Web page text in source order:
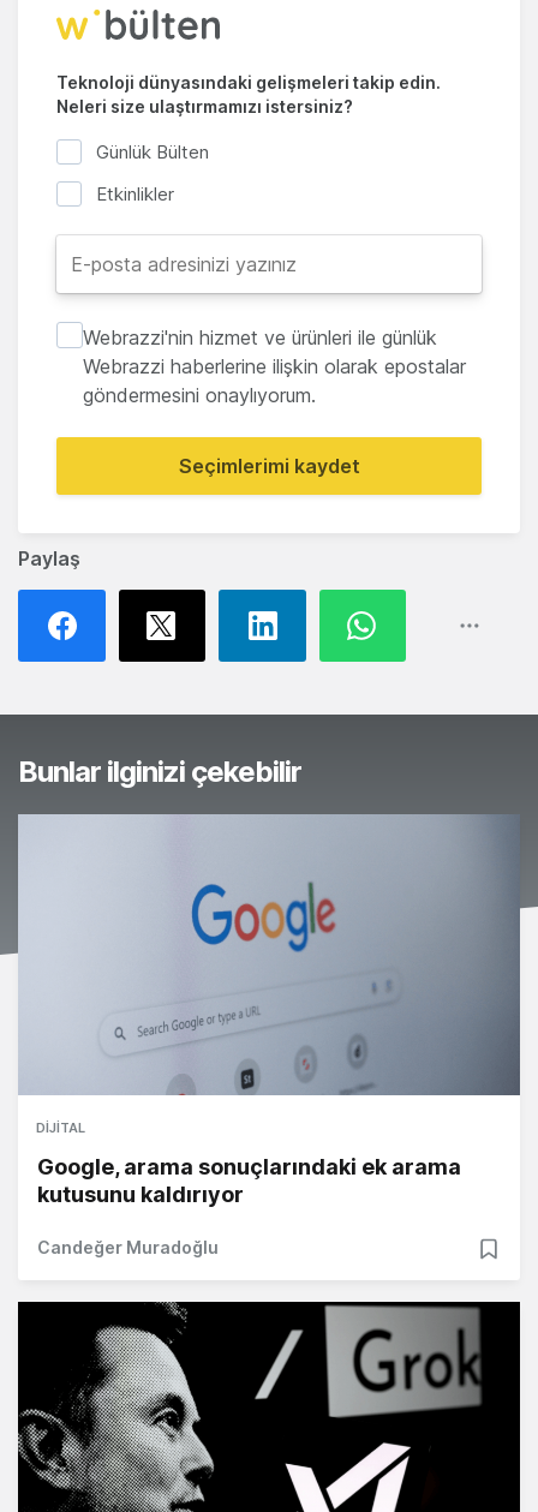
Paylaş
Teknoloji dünyasındaki gelişmeleri takip edin.
Neleri size ulaştırmamızı istersiniz?
Günlük Bülten
Etkinlikler
Webrazzi'nin hizmet ve ürünleri ile günlük
Webrazzi haberlerine ilişkin olarak epostalar
göndermesini onaylıyorum.
Seçimlerimi kaydet
Bunlar ilginizi çekebilir
DIJITAL
Google, arama sonuçlarındaki ek arama
kutusunu kaldırıyor
Candeğer Muradoğlu